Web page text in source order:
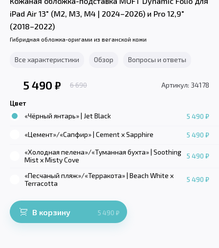
iPad Air 13" (M2, M3, M4 | 2024–2026) и Pro 12,9"
(2018–2022)
Гибридная обложка-оригами из веганской кожи
Все характеристики Обзор Вопросы и ответы
5 490 ₽ 6 690 Артикул: 34178
Цвет
«Чёрный янтарь» | Jet Black
5 490 ₽
«Цемент»/«Сапфир» | Cement x Sapphire 5 490 ₽
«Холодная пелена»/«Туманная бухта» | Soothing
Mist x Misty Cove
5 490 ₽
«Песчаный пляж»/«Терракота» | Beach White x
Terracotta
5 490 ₽
В корзину 5 490 ₽